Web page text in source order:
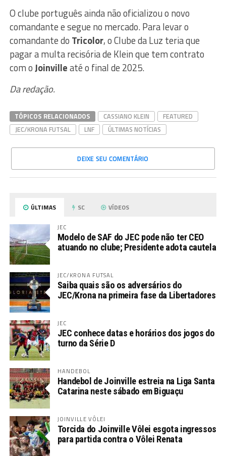
O clube português ainda não oficializou o novo
comandante e segue no mercado. Para levar o
comandante do Tricolor, o Clube da Luz teria que
pagar a multa recisória de Klein que tem contrato
com oJoinvilleaté o final de 2025.
Da redação.
TÓPICOS RELACIONADOS CASSIANO KLEIN
FEATURED
JEC/KRONA FUTSAL
LNF ÚLTIMAS NOTÍCIAS
DEIXE SEU COMENTÁRIO
ÚLTIMAS SC VÍDEOS
JEC
Modelo de SAF do JEC pode não ter CEO
atuando no clube; Presidente adota cautela
JEC/KRONA FUTSAL
Saiba quais são os adversários do
JEC/Krona na primeira fase da Libertadores
JEC
JEC conhece datas e horários dos jogos do
turno da Série D
HANDEBOL
Handebol de Joinville estreia na Liga Santa
Catarina neste sábado em Biguaçu
JOINVILLE VÔLEI
Torcida do Joinville Vôlei esgota ingressos
para partida contra o Vôlei Renata